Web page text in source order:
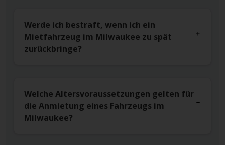
Werde ich bestraft, wenn ich ein
Mietfahrzeug im Milwaukee zu spät
zurückbringe?
Welche Altersvoraussetzungen gelten für
die Anmietung eines Fahrzeugs im
Milwaukee?